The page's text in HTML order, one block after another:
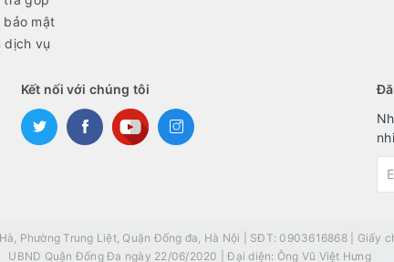
bảo mật
dịch vụ
Kết nối với chúng tôi
Phường Trung Liệt, Quận Đống đa, Hà Nội | SĐT: 0903616868 | Giấy
UBND Quận Đống Đa ngày 22/06/2020 | Đại diện: Ông Vũ Việt Hưng